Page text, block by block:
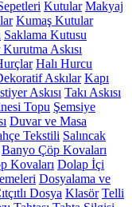
Kutular Makyaj
Kumaş Kutular
Saklama Kutusu
Kurutma Askısı
Halı Hurcu
Askılar Kapı
Askısı Takı Askısı
Topu Şemsiye
Duvar ve Masa
Tekstili Salıncak
Banyo Çöp Kovaları
Kovaları Dolap İçi
Dosyalama ve
Dosya Klasör Telli